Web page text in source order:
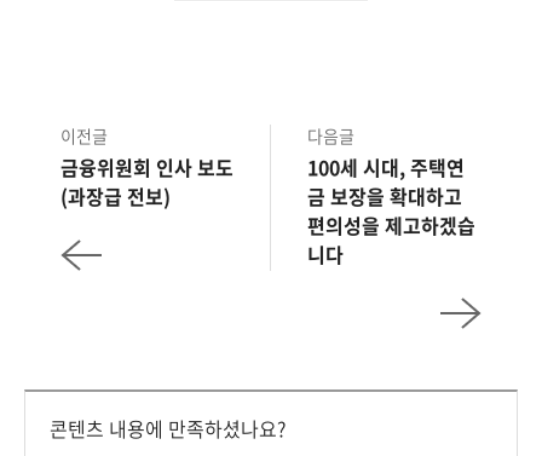
이전글
금융위원회 인사 보도
(과장급 전보)
다음글
100세 시대, 주택연
금 보장을 확대하고
편의성을 제고하겠습
니다
콘텐츠 내용에 만족하셨나요?